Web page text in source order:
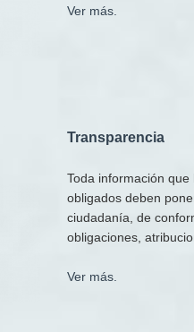
Ver más.
Transparencia
Toda información que
obligados deben
ciudadanía, de
obligaciones,
Ver más.